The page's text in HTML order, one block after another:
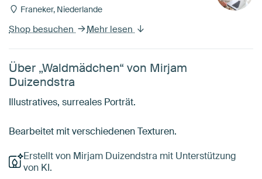
Franeker, Niederlande
Shop besuchen Mehr lesen
Über „Waldmädchen“ von Mirjam
Duizendstra
Illustratives, surreales Porträt.
Bearbeitet mit verschiedenen Texturen.
Erstellt von Mirjam Duizendstra mit Unterstützung
von KI.